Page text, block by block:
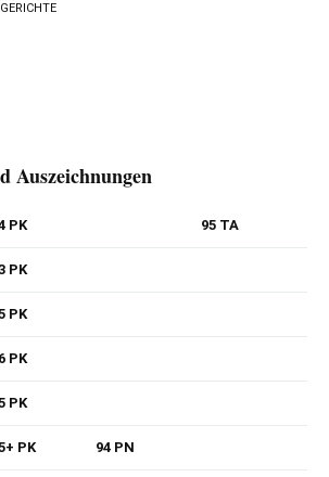
Auszeichnungen
PK 95 TA
PK
PK
PK
PK
PK 94 PN